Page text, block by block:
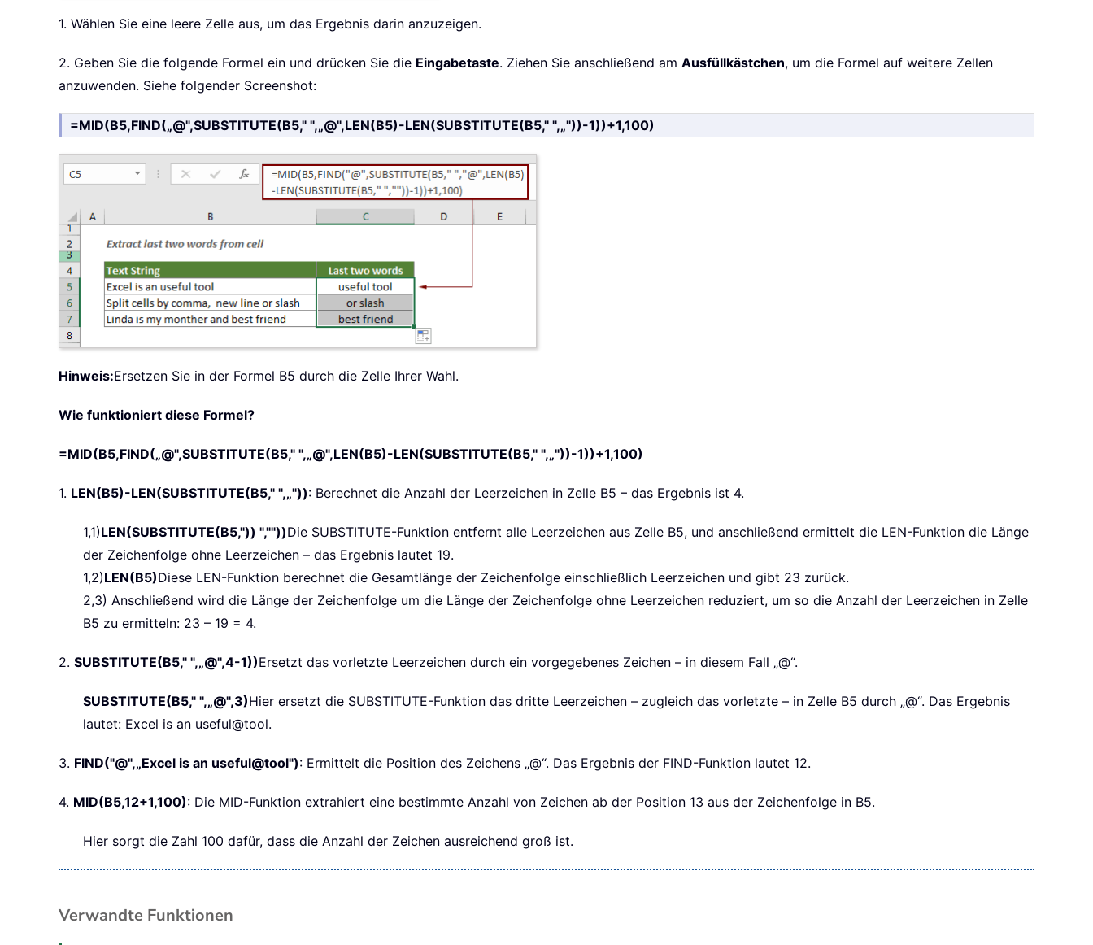
1. Wählen Sie eine leere Zelle aus, um das Ergebnis darin anzuzeigen.
2. Geben Sie die folgende Formel ein und drücken Sie die Eingabetaste. Ziehen Sie anschließend am Ausfüllkästchen, um die Formel auf weitere Zellen
anzuwenden. Siehe folgender Screenshot:
=MID(B5,FIND(„@",SUBSTITUTE(B5," ",„@",LEN(B5)-LEN(SUBSTITUTE(B5," ",„"))-1))+1,100)
Hinweis:Ersetzen Sie in der Formel B5 durch die Zelle Ihrer Wahl.
Wie funktioniert diese Formel?
=MID(B5,FIND(„@",SUBSTITUTE(B5," ",„@",LEN(B5)-LEN(SUBSTITUTE(B5," ",„"))-1))+1,100)
1. LEN(B5)-LEN(SUBSTITUTE(B5," ",„")): Berechnet die Anzahl der Leerzeichen in Zelle B5 – das Ergebnis ist 4.
1,1)LEN(SUBSTITUTE(B5,")) ",""))Die SUBSTITUTE-Funktion entfernt alle Leerzeichen aus Zelle B5, und anschließend ermittelt die LEN-Funktion die Länge
der Zeichenfolge ohne Leerzeichen – das Ergebnis lautet 19.
1,2)LEN(B5)Diese LEN-Funktion berechnet die Gesamtlänge der Zeichenfolge einschließlich Leerzeichen und gibt 23 zurück.
2,3) Anschließend wird die Länge der Zeichenfolge um die Länge der Zeichenfolge ohne Leerzeichen reduziert, um so die Anzahl der Leerzeichen in Zelle
B5 zu ermitteln: 23 – 19 = 4.
2. SUBSTITUTE(B5," ",„@",4-1))Ersetzt das vorletzte Leerzeichen durch ein vorgegebenes Zeichen – in diesem Fall „@“.
SUBSTITUTE(B5," ",„@",3)Hier ersetzt die SUBSTITUTE-Funktion das dritte Leerzeichen – zugleich das vorletzte – in Zelle B5 durch „@“. Das Ergebnis
lautet: Excel is an useful@tool.
3. FIND("@",„Excel is an useful@tool"): Ermittelt die Position des Zeichens „@“. Das Ergebnis der FIND-Funktion lautet 12.
4. MID(B5,12+1,100): Die MID-Funktion extrahiert eine bestimmte Anzahl von Zeichen ab der Position 13 aus der Zeichenfolge in B5.
Hier sorgt die Zahl 100 dafür, dass die Anzahl der Zeichen ausreichend groß ist.
Verwandte Funktionen